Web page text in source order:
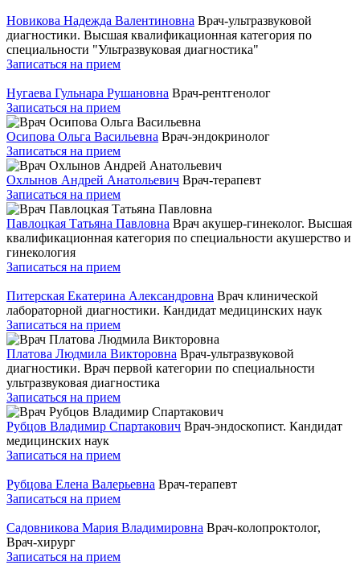
Новикова Надежда Валентиновна Врач-ультразвуковой
диагностики. Высшая квалификационная категория по
специальности "Ультразвуковая диагностика"
Записаться на прием
Нугаева Гульнара Рушановна Врач-рентгенолог
Записаться на прием
Осипова Ольга Васильевна Врач-эндокринолог
Записаться на прием
Охлынов Андрей Анатольевич Врач-терапевт
Записаться на прием
Павлоцкая Татьяна Павловна Врач акушер-гинеколог. Высшая
квалификационная категория по специальности акушерство и
гинекология
Записаться на прием
Питерская Екатерина Александровна Врач клинической
лабораторной диагностики. Кандидат медицинских наук
Записаться на прием
Платова Людмила Викторовна Врач-ультразвуковой
диагностики. Врач первой категории по специальности
ультразвуковая диагностика
Записаться на прием
Рубцов Владимир Спартакович Врач-эндоскопист. Кандидат
медицинских наук
Записаться на прием
Рубцова Елена Валерьевна Врач-терапевт
Записаться на прием
Садовникова Мария Владимировна Врач-колопроктолог,
Врач-хирург
Записаться на прием